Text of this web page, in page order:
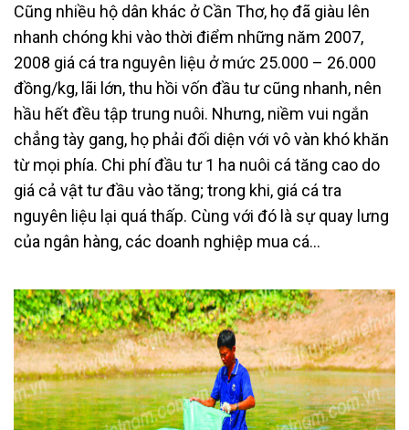
Cũng nhiều hộ dân khác ở Cần Thơ, họ đã giàu lên
nhanh chóng khi vào thời điểm những năm 2007,
2008 giá cá tra nguyên liệu ở mức 25.000 – 26.000
đồng/kg, lãi lớn, thu hồi vốn đầu tư cũng nhanh, nên
hầu hết đều tập trung nuôi. Nhưng, niềm vui ngắn
chẳng tày gang, họ phải đối diện với vô vàn khó khăn
từ mọi phía. Chi phí đầu tư 1 ha nuôi cá tăng cao do
giá cả vật tư đầu vào tăng; trong khi, giá cá tra
nguyên liệu lại quá thấp. Cùng với đó là sự quay lưng
của ngân hàng, các doanh nghiệp mua cá…